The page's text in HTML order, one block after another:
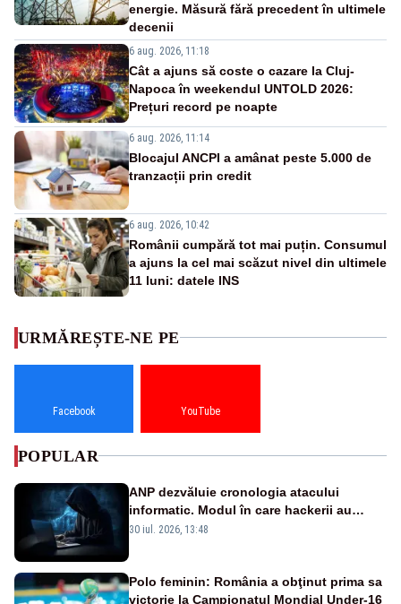
energie. Măsură fără precedent în ultimele
decenii
6 aug. 2026, 11:18
Cât a ajuns să coste o cazare la Cluj-
Napoca în weekendul UNTOLD 2026:
Prețuri record pe noapte
6 aug. 2026, 11:14
Blocajul ANCPI a amânat peste 5.000 de
tranzacții prin credit
6 aug. 2026, 10:42
Românii cumpără tot mai puțin. Consumul
a ajuns la cel mai scăzut nivel din ultimele
11 luni: datele INS
URMĂREȘTE-NE PE
Facebook YouTube
POPULAR
ANP dezvăluie cronologia atacului
informatic. Modul în care hackerii au
pătruns în rețea rămâne necunoscut
30 iul. 2026, 13:48
Polo feminin: România a obţinut prima sa
victorie la Campionatul Mondial Under-16